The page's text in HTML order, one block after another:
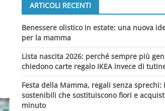
ARTICOLI RECENTI
Benessere olistico in estate: una nuova
per la mamma
Lista nascita 2026: perché sempre più
chiedono carte regalo IKEA invece di
Festa della Mamma, regali senza sprechi:
sostenibili che sostituiscono fiori e
minuto